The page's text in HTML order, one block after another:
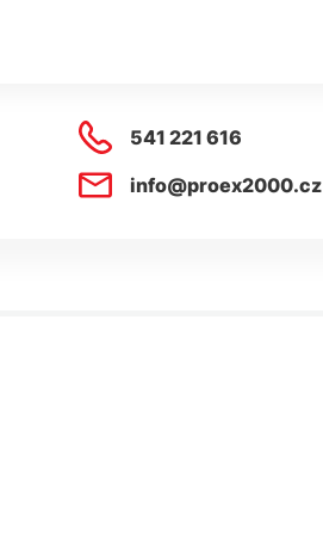
541 221 616
info@proex2000.cz